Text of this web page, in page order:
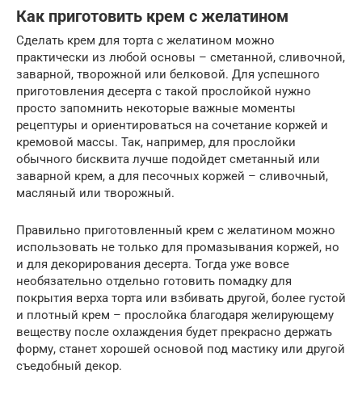
Как приготовить крем с желатином
Сделать крем для торта с желатином можно
практически из любой основы – сметанной, сливочной,
заварной, творожной или белковой. Для успешного
приготовления десерта с такой прослойкой нужно
просто запомнить некоторые важные моменты
рецептуры и ориентироваться на сочетание коржей и
кремовой массы. Так, например, для прослойки
обычного бисквита лучше подойдет сметанный или
заварной крем, а для песочных коржей – сливочный,
масляный или творожный.
Правильно приготовленный крем с желатином можно
использовать не только для промазывания коржей, но
и для декорирования десерта. Тогда уже вовсе
необязательно отдельно готовить помадку для
покрытия верха торта или взбивать другой, более густой
и плотный крем – прослойка благодаря желирующему
веществу после охлаждения будет прекрасно держать
форму, станет хорошей основой под мастику или другой
съедобный декор.